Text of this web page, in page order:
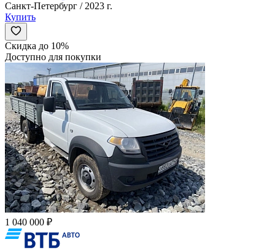
Санкт-Петербург / 2023 г.
Купить
Скидка до 10%
Доступно для покупки
1 040 000 ₽